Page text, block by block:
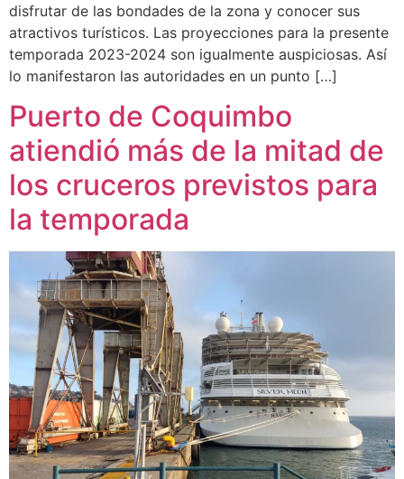
disfrutar de las bondades de la zona y conocer sus
atractivos turísticos. Las proyecciones para la presente
temporada 2023-2024 son igualmente auspiciosas. Así
lo manifestaron las autoridades en un punto […]
Puerto de Coquimbo
atiendió más de la mitad de
los cruceros previstos para
la temporada